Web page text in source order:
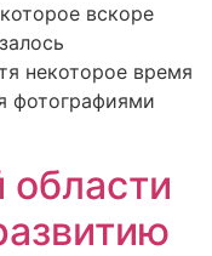
вскоре
некоторое время
фотографиями
области